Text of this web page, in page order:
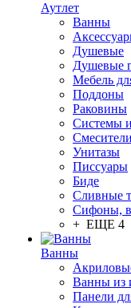
Аутлет
Ванны
Душевые
Душевые
Мебель
Поддоны
Раковины
Системы
Смесители
Унитазы
Писсуары
Биде
Сливные
Сифоны,
+ ЕЩЕ 4
Ванны
Ванны из
Панели